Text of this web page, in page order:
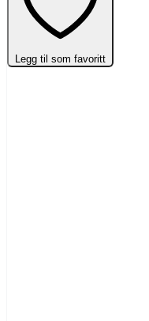
Legg til som favoritt